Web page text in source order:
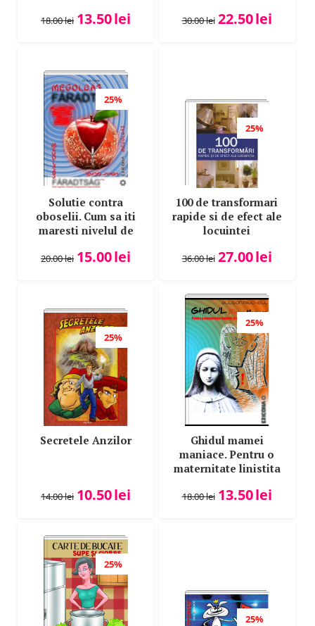
limba maghiara
18.00lei 13.50lei 30.00lei 22.50lei
25%
Solutie contra
oboselii. Cum sa iti
maresti nivelul de
limba maghiara
20.00lei 15.00lei
25%
100 de transformari
rapide si de efect ale
locuintei
36.00lei 27.00lei
25%
Secretele Anzilor
14.00lei 10.50lei
25%
Ghidul mamei
maniace. Pentru o
maternitate linistita
Allison Mitchell
18.00lei 13.50lei
25%
25%